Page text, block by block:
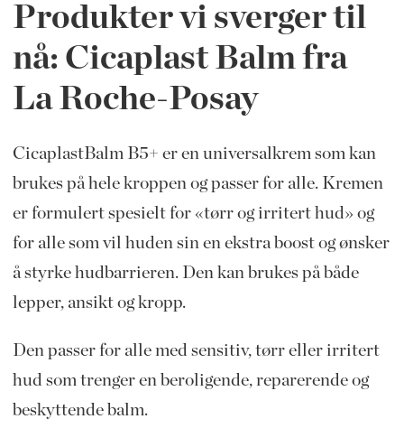
Produkter vi sverger til
nå: Cicaplast Balm fra
La Roche-Posay
CicaplastBalm B5+ er en universalkrem som kan
brukes på hele kroppen og passer for alle. Kremen
er formulert spesielt for «tørr og irritert hud» og
for alle som vil huden sin en ekstra boost og ønsker
å styrke hudbarrieren. Den kan brukes på både
lepper, ansikt og kropp.
Den passer for alle med sensitiv, tørr eller irritert
hud som trenger en beroligende, reparerende og
beskyttende balm.